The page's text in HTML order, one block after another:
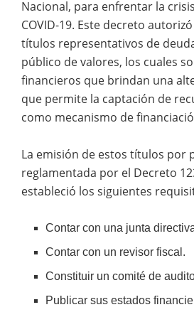
Nacional, para enfrentar la
COVID-19. Este decreto
títulos representativos de
público de valores, los cuales
financieros que brindan una
que permite la captación de
como mecanismo de
La emisión de estos títulos por
reglamentada por el Decreto
estableció los siguientes
Contar con una junta
Contar con un revisor fiscal.
Constituir un comité de
Publicar sus estados